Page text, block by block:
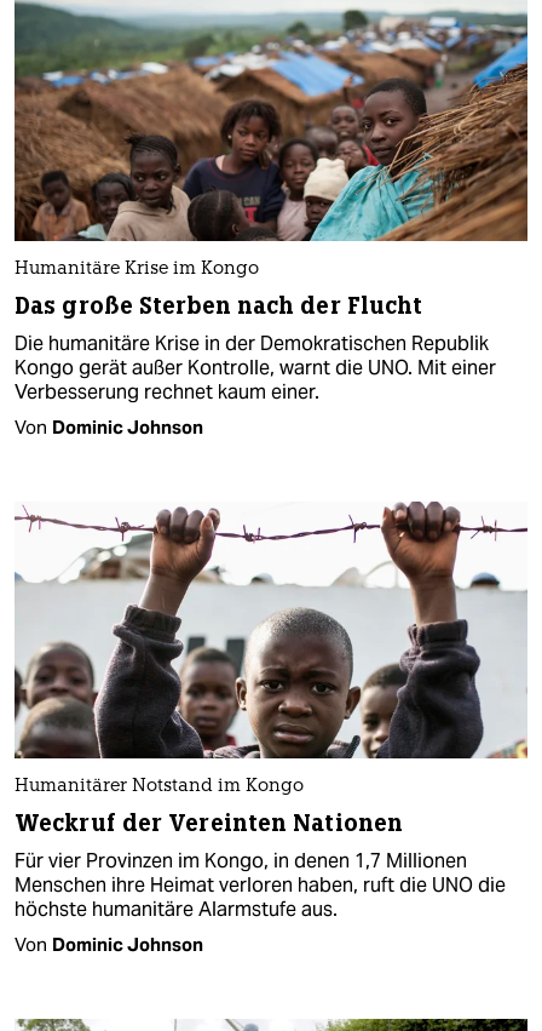
Humanitäre Krise im Kongo
Das große Sterben nach der Flucht
Die humanitäre Krise in der Demokratischen Republik
Kongo gerät außer Kontrolle, warnt die UNO. Mit einer
Verbesserung rechnet kaum einer.
Von Dominic Johnson
Humanitärer Notstand im Kongo
Weckruf der Vereinten Nationen
Für vier Provinzen im Kongo, in denen 1,7 Millionen
Menschen ihre Heimat verloren haben, ruft die UNO die
höchste humanitäre Alarmstufe aus.
Von Dominic Johnson